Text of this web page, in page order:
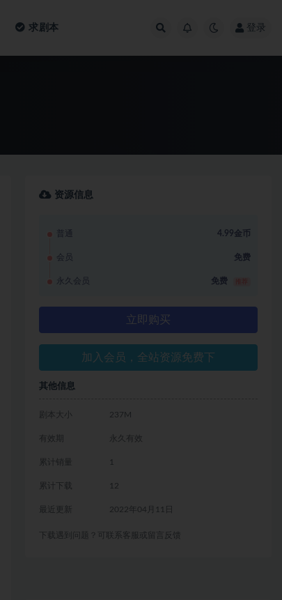
求剧本 登录
资源信息
普通 4.99金币
会员 免费
永久会员 免费
立即购买
加入会员，全站资源免费下
其他信息
剧本大小 237M
有效期 永久有效
累计销量 1
累计下载 12
最近更新 2022年04月11日
下载遇到问题？可联系客服或留言反馈